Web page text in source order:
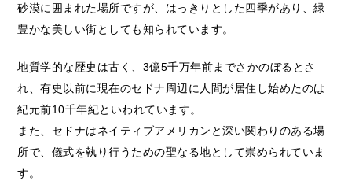
砂漠に囲まれた場所ですが、はっきりとした四季があり、緑
豊かな美しい街としても知られています。
地質学的な歴史は古く、3億5千万年前までさかのぼるとさ
れ、有史以前に現在のセドナ周辺に人間が居住し始めたのは
紀元前10千年紀といわれています。
また、セドナはネイティブアメリカンと深い関わりのある場
所で、儀式を執り行うための聖なる地として崇められていま
す。